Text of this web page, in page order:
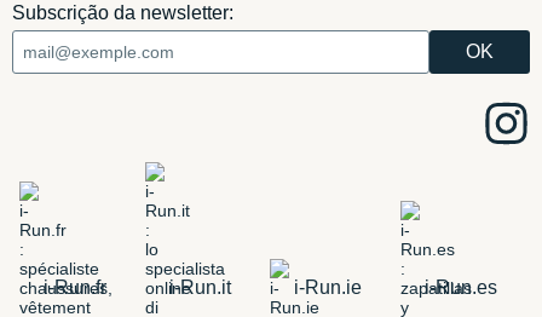
Subscrição da newsletter:
i-Run.fr i-Run.it i-Run.ie i-Run.es